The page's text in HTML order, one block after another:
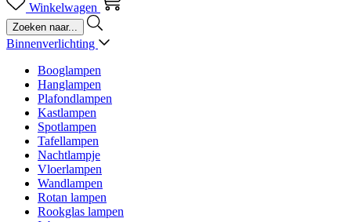
Winkelwagen
Binnenverlichting
Booglampen
Hanglampen
Plafondlampen
Kastlampen
Spotlampen
Tafellampen
Nachtlampje
Vloerlampen
Wandlampen
Rotan lampen
Rookglas lampen